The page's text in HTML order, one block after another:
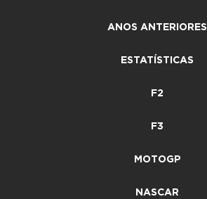
ANOS ANTERIORES
ESTATÍSTICAS
F2
F3
MOTOGP
NASCAR